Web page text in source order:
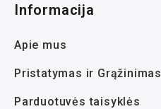
Informacija
Apie mus
Pristatymas ir Grąžinimas
Parduotuvės taisyklės